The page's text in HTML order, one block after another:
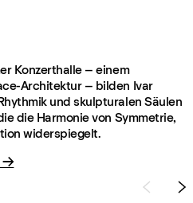
Konzerthalle – einem
Architektur – bilden Ivar
und skulpturalen Säulen
die Harmonie von Symmetrie,
widerspiegelt.
→